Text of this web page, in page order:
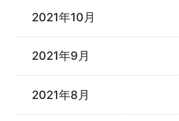
2021年10月
2021年9月
2021年8月